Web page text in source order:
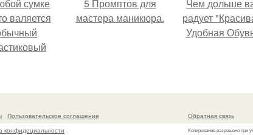
сумке
валяется
5 Промптов для
мастера маникюра.
Чем дольше
радует
Удобная
Пользовательское соглашение
конфидециальности
Обратная связь
Копирование разрешено при